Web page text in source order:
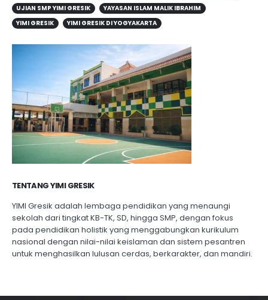
UJIAN SMP YIMI GRESIK
YAYASAN ISLAM MALIK IBRAHIM
YIMI GRESIK
YIMI GRESIK DI YOGYAKARTA
TENTANG YIMI GRESIK
YIMI Gresik adalah lembaga pendidikan yang menaungi
sekolah dari tingkat KB-TK, SD, hingga SMP, dengan fokus
pada pendidikan holistik yang menggabungkan kurikulum
nasional dengan nilai-nilai keislaman dan sistem pesantren
untuk menghasilkan lulusan cerdas, berkarakter, dan mandiri.